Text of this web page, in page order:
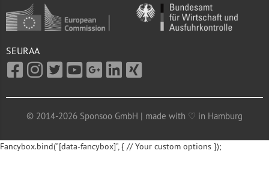
SEURAA
© 2014-2026 Sponsoo GmbH | made with ♡ in Hamburg
Fancybox.bind("[data-fancybox]", { // Your custom options });